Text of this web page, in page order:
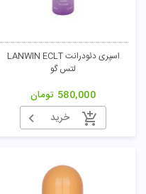
اسپری دئودرانت LANWIN ECLT
لتس گو
580,000 تومان
خرید